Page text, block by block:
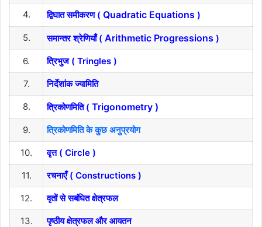
4. द्विघात समीकरण ( Quadratic Equations )
5. समान्तर श्रेणियाँ ( Arithmetic Progressions )
6. त्रिभुज ( Tringles )
7. निर्देशांक ज्यामिति
8. त्रिकोणमिति ( Trigonometry )
9. त्रिकोणमिति के कुछ अनुप्रयोग
10. वृत्त ( Circle )
11. रचनाएँ ( Constructions )
12. वृतों से सबंधित क्षेत्रफल
13. पृष्ठीय क्षेत्रफल और आयतन